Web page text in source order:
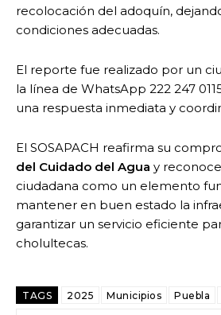
recolocación del adoquín,
condiciones adecuadas.
El reporte fue realizado por un
la línea de WhatsApp 222 247
una respuesta inmediata y
El SOSAPACH reafirma su
del Cuidado del Agua y
ciudadana como un elemento
mantener en buen estado la
garantizar un servicio eficiente
cholultecas.
TAGS 2025 Municipios Puebla